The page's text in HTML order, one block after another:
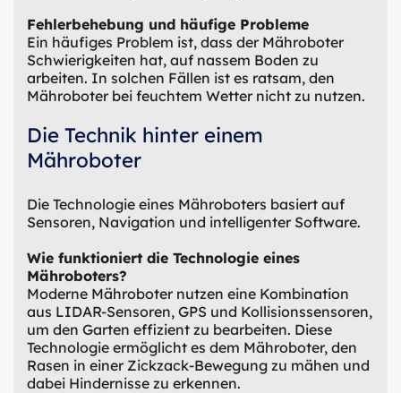
Fehlerbehebung und häufige Probleme
Ein häufiges Problem ist, dass der Mähroboter
Schwierigkeiten hat, auf nassem Boden zu
arbeiten. In solchen Fällen ist es ratsam, den
Mähroboter bei feuchtem Wetter nicht zu nutzen.
Die Technik hinter einem
Mähroboter
Die Technologie eines Mähroboters basiert auf
Sensoren, Navigation und intelligenter Software.
Wie funktioniert die Technologie eines
Mähroboters?
Moderne Mähroboter nutzen eine Kombination
aus LIDAR-Sensoren, GPS und Kollisionssensoren,
um den Garten effizient zu bearbeiten. Diese
Technologie ermöglicht es dem Mähroboter, den
Rasen in einer Zickzack-Bewegung zu mähen und
dabei Hindernisse zu erkennen.